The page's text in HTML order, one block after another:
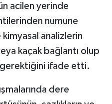
acilen yerinde
numune
analizlerin
kaçak bağlantı olup
gerektiğini ifade etti.
dere